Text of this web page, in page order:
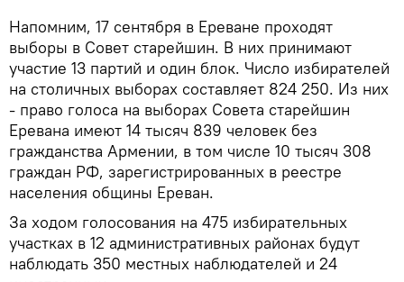
Напомним, 17 сентября в Ереване проходят
выборы в Совет старейшин. В них принимают
участие 13 партий и один блок. Число избирателей
на столичных выборах составляет 824 250. Из них
- право голоса на выборах Совета старейшин
Еревана имеют 14 тысяч 839 человек без
гражданства Армении, в том числе 10 тысяч 308
граждан РФ, зарегистрированных в реестре
населения общины Ереван.
За ходом голосования на 475 избирательных
участках в 12 административных районах будут
наблюдать 350 местных наблюдателей и 24